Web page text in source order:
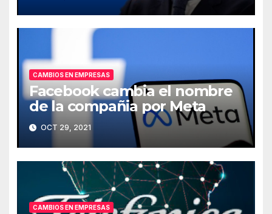
CAMBIOS EN EMPRESAS
Facebook cambia el nombre
de la compañia por Meta
OCT 29, 2021
CAMBIOS EN EMPRESAS